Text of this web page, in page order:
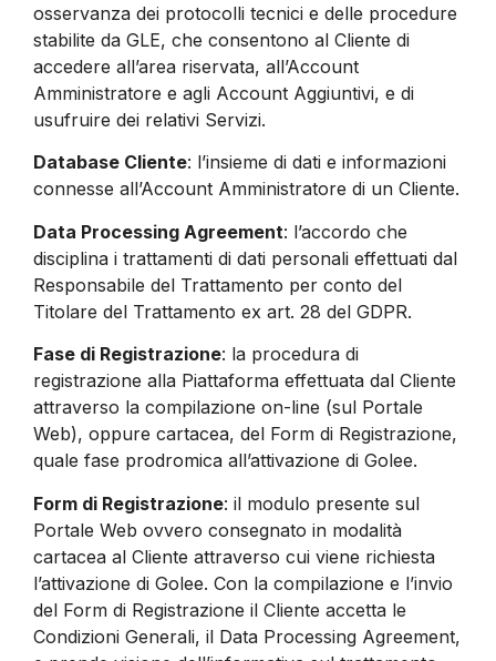
osservanza dei protocolli tecnici e delle procedure
stabilite da GLE, che consentono al Cliente di
accedere all’area riservata, all’Account
Amministratore e agli Account Aggiuntivi, e di
usufruire dei relativi Servizi.
Database Cliente: l’insieme di dati e informazioni
connesse all’Account Amministratore di un Cliente.
Data Processing Agreement: l’accordo che
disciplina i trattamenti di dati personali effettuati dal
Responsabile del Trattamento per conto del
Titolare del Trattamento ex art. 28 del GDPR.
Fase di Registrazione: la procedura di
registrazione alla Piattaforma effettuata dal Cliente
attraverso la compilazione on-line (sul Portale
Web), oppure cartacea, del Form di Registrazione,
quale fase prodromica all’attivazione di Golee.
Form di Registrazione: il modulo presente sul
Portale Web ovvero consegnato in modalità
cartacea al Cliente attraverso cui viene richiesta
l’attivazione di Golee. Con la compilazione e l’invio
del Form di Registrazione il Cliente accetta le
Condizioni Generali, il Data Processing Agreement,